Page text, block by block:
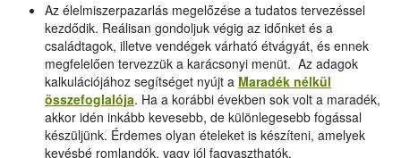
Az élelmiszerpazarlás megelőzése a tudatos tervezéssel
kezdődik. Reálisan gondoljuk végig az időnket és a
családtagok, illetve vendégek várható étvágyát, és ennek
megfelelően tervezzük a karácsonyi menüt. Az adagok
kalkulációjához segítséget nyújt a Maradék nélkül
összefoglalója. Ha a korábbi években sok volt a maradék,
akkor idén inkább kevesebb, de különlegesebb fogással
készüljünk. Érdemes olyan ételeket is készíteni, amelyek
kevésbé romlandók, vagy jól fagyaszthatók.